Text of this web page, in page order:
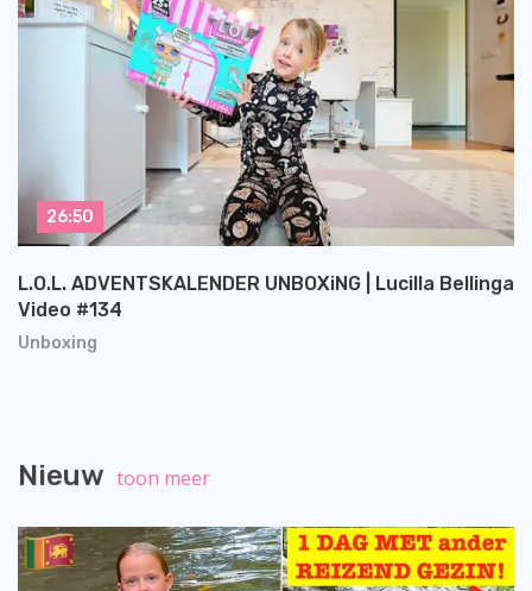
Unboxing
L.O.L. ADVENTSKALENDER UNBOXiNG | Lucilla Bellinga
Video #134
26:50
Nieuw toon meer